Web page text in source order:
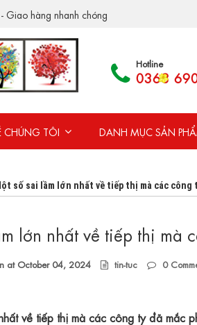
Giao hàng nhanh chóng
Hotline
0368
CHÚNG TÔI DANH MỤC SẢN
số sai lầm lớn nhất về tiếp thị mà các công
lớn nhất về tiếp thị mà
at October 04, 2024 tin-tuc 0
về tiếp thị mà các công ty đã mắc